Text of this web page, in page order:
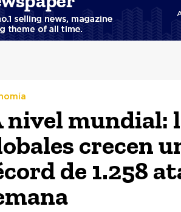
nivel mundial:
crecen
de 1.258